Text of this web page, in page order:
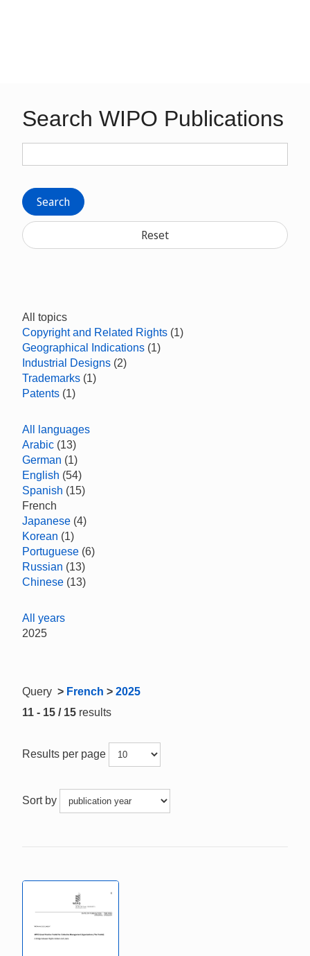
Search WIPO Publications
Search
Reset
All topics
Copyright and Related Rights (1)
Geographical Indications (1)
Industrial Designs (2)
Trademarks (1)
Patents (1)
All languages
Arabic (13)
German (1)
English (54)
Spanish (15)
French
Japanese (4)
Korean (1)
Portuguese (6)
Russian (13)
Chinese (13)
All years
2025
Query > French > 2025
11 - 15 / 15 results
Results per page
Sort by